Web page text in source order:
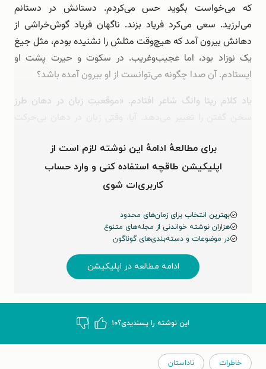
که می‌خواست بگوید حس می‌کردم. دستانش در دستانم
می‌لرزید. سعی می‌کرد فریاد بزند. ناگهان فریاد گوش‌خراشی از
دهانش بیرون آمد که هیچ‌وقت مثلش را نشنیده بودم، مثل جیغ
یک نوزاد بود، اما عجیب‌وغریب. در سکوت و حیرت پشت او
ایستادم. آن صدا چگونه می‌توانست از او بیرون آمده باشد؟
یاد کلام ریتا وانگ شاعر افتادم. «موقعیتِ زبان در دهان طرز
برای مطالعهٔ ادامهٔ این نوشته لازم است از
اپلیکیشن طاقچه استفاده کنی و وارد حساب
کاربری‌ات شوی
بهترین انتخاب برای زمان‌های محدود
هزاران نوشته خواندنی از مجله‌های متنوع
در موضوعات و دسته‌بندی‌های گوناگون
ادامه مطالعه در اپلیکیشن
این نوشته‌ را پسندیدی؟۱۰
خاطرات ناداستان